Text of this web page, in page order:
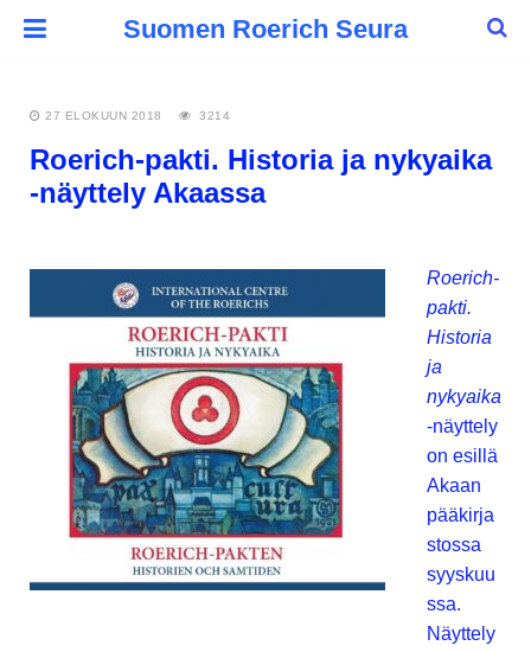
Suomen Roerich Seura
27 ELOKUUN 2018 3214
Roerich-pakti. Historia ja nykyaika
-näyttely Akaassa
Roerich-
pakti.
Historia
ja
nykyaika
-näyttely
on esillä
Akaan
pääkirja
stossa
syyskuu
ssa.
Näyttely